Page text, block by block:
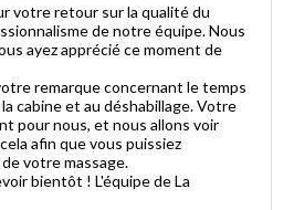
votre retour sur la qualité du
de notre équipe. Nous
ayez apprécié ce moment de
remarque concernant le temps
la cabine et au déshabillage. Votre
pour nous, et nous allons voir
afin que vous puissiez
votre massage.
bientôt ! L'équipe de La